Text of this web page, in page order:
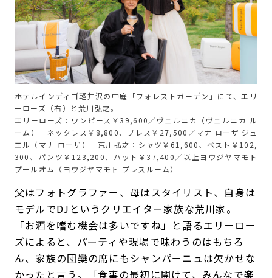
ホテルインディゴ軽井沢の中庭「フォレストガーデン」にて、エリ
ーローズ（右）と荒川弘之。
エリーローズ：ワンピース￥39,600／ヴェルニカ（ヴェルニカ ル
ーム） ネックレス￥8,800、ブレス￥27,500／マナ ローザ ジュ
エル（マナ ローザ） 荒川弘之：シャツ￥61,600、ベスト￥102,
300、パンツ￥123,200、ハット￥37,400／以上ヨウジヤマモト
プールオム（ヨウジヤマモト プレスルーム）
父はフォトグラファー、母はスタイリスト、自身は
モデルでDJというクリエイター家族な荒川家。
「お酒を嗜む機会は多いですね」と語るエリーロー
ズによると、パーティや現場で味わうのはもちろ
ん、家族の団欒の席にもシャンパーニュは欠かせな
かったと言う。「食事の最初に開けて、みんなで楽